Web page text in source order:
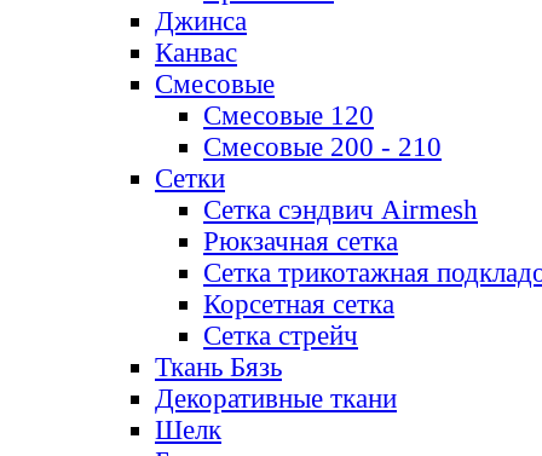
Джинса
Канвас
Смесовые
Смесовые 120
Смесовые 200 - 210
Сетки
Сетка сэндвич Airmesh
Рюкзачная сетка
Сетка трикотажная
Корсетная сетка
Сетка стрейч
Ткань Бязь
Декоративные ткани
Шелк